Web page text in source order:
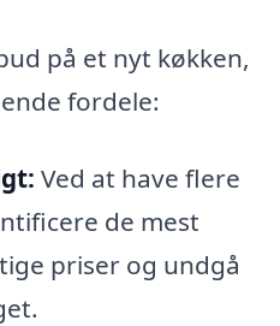
på et nyt køkken,
fordele:
Ved at have flere
de mest
priser og undgå